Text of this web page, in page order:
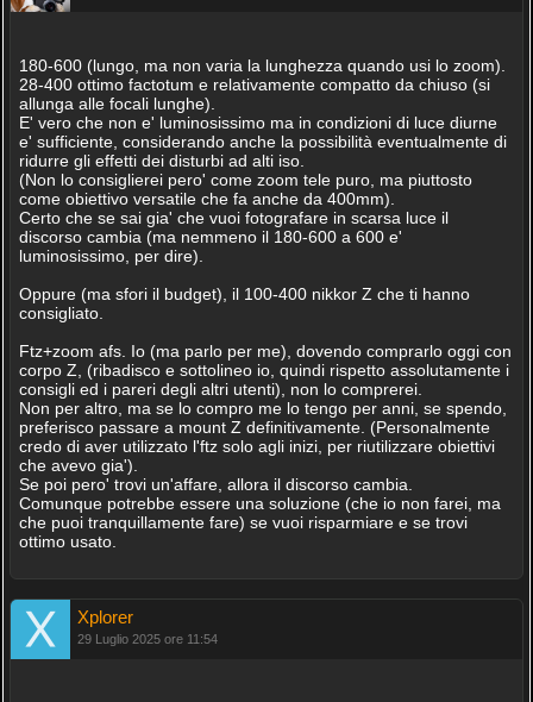
180-600 (lungo, ma non varia la lunghezza quando usi lo zoom).
28-400 ottimo factotum e relativamente compatto da chiuso (si
allunga alle focali lunghe).
E' vero che non e' luminosissimo ma in condizioni di luce diurne
e' sufficiente, considerando anche la possibilità eventualmente di
ridurre gli effetti dei disturbi ad alti iso.
(Non lo consiglierei pero' come zoom tele puro, ma piuttosto
come obiettivo versatile che fa anche da 400mm).
Certo che se sai gia' che vuoi fotografare in scarsa luce il
discorso cambia (ma nemmeno il 180-600 a 600 e'
luminosissimo, per dire).
Oppure (ma sfori il budget), il 100-400 nikkor Z che ti hanno
consigliato.
Ftz+zoom afs. Io (ma parlo per me), dovendo comprarlo oggi con
corpo Z, (ribadisco e sottolineo io, quindi rispetto assolutamente i
consigli ed i pareri degli altri utenti), non lo comprerei.
Non per altro, ma se lo compro me lo tengo per anni, se spendo,
preferisco passare a mount Z definitivamente. (Personalmente
credo di aver utilizzato l'ftz solo agli inizi, per riutilizzare obiettivi
che avevo gia').
Se poi pero' trovi un'affare, allora il discorso cambia.
Comunque potrebbe essere una soluzione (che io non farei, ma
che puoi tranquillamente fare) se vuoi risparmiare e se trovi
ottimo usato.
Xplorer
29 Luglio 2025 ore 11:54